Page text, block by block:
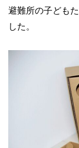
避難所の子ども
した。